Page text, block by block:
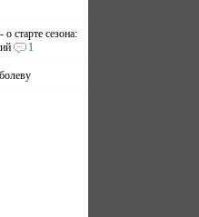
старте сезона:
1